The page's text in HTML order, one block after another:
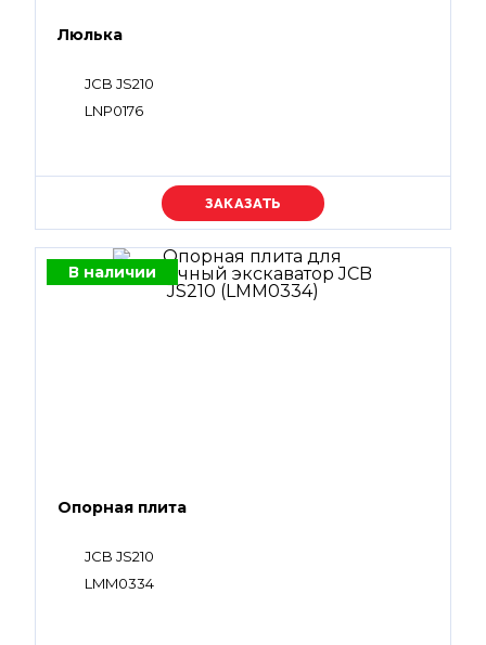
Люлька
JCB JS210
LNP0176
Уточняйте цену
В наличии
Опорная плита
JCB JS210
LMM0334